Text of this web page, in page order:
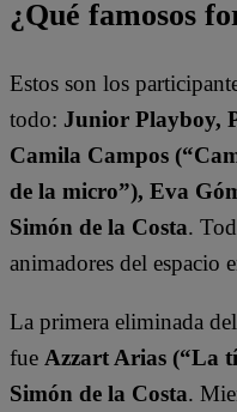
¿Qué famosos
Estos son los
todo: Junior Playboy,
Camila Campos
de la micro”), Eva
Simón de la Costa.
animadores del espacio
La primera eliminada
fue Azzart Arias (“La
Simón de la Costa.